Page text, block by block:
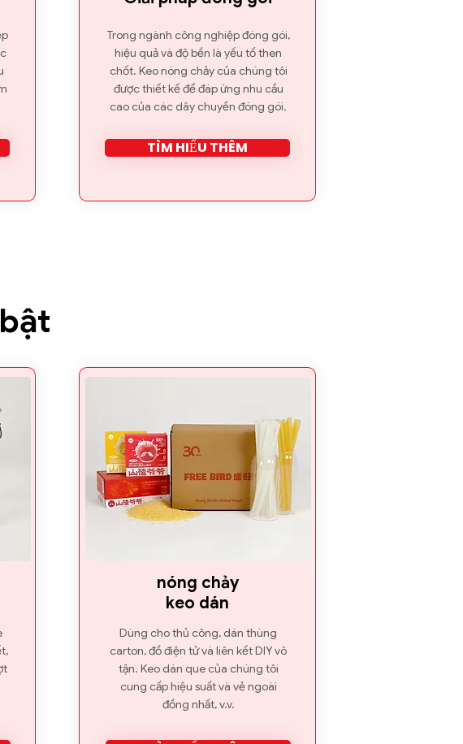
Trong ngành công nghiệp đóng gói,
hiệu quả và độ bền là yếu tố then
chốt. Keo nóng chảy của chúng tôi
được thiết kế để đáp ứng nhu cầu
cao của các dây chuyền đóng gói.
TÌM HIỂU THÊM
nóng chảy
keo dán
Dùng cho thủ công, dán thùng
carton, đồ điện tử và liên kết DIY vô
tận. Keo dán que của chúng tôi
cung cấp hiệu suất và vẻ ngoài
đồng nhất, v.v.